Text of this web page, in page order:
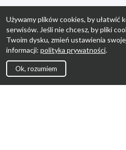
Używamy plików cookies, by ułatwić
serwisów. Jeśli nie chcesz, by pliki
Twoim dysku, zmień ustawienia
informacji: polityka prywatności.
Ok, rozumiem